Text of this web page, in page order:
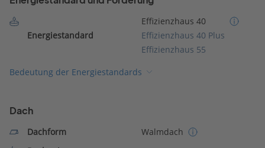
Energiestandard
Effizienzhaus 40
Effizienzhaus 40 Plus
Effizienzhaus 55
Bedeutung der Energiestandards
Dach
Dachform
Walmdach